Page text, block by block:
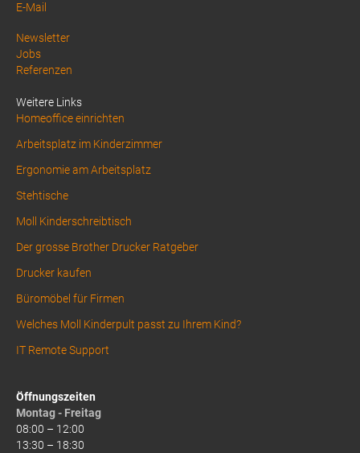
E-Mail
Above
Footer
Newsletter
Jobs
Referenzen
Weitere Links
Homeoffice einrichten
Arbeitsplatz im Kinderzimmer
Ergonomie am Arbeitsplatz
Stehtische
Moll Kinderschreibtisch
Der grosse Brother Drucker Ratgeber
Drucker kaufen
Büromöbel für Firmen
Welches Moll Kinderpult passt zu Ihrem Kind?
IT Remote Support
Öffnungszeiten
Montag - Freitag
08:00 – 12:00
13:30 – 18:30